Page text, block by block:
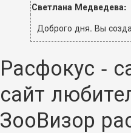
Светлана Медведева:
Доброго дня. Вы
Расфокус -
сайт
ЗооВизор